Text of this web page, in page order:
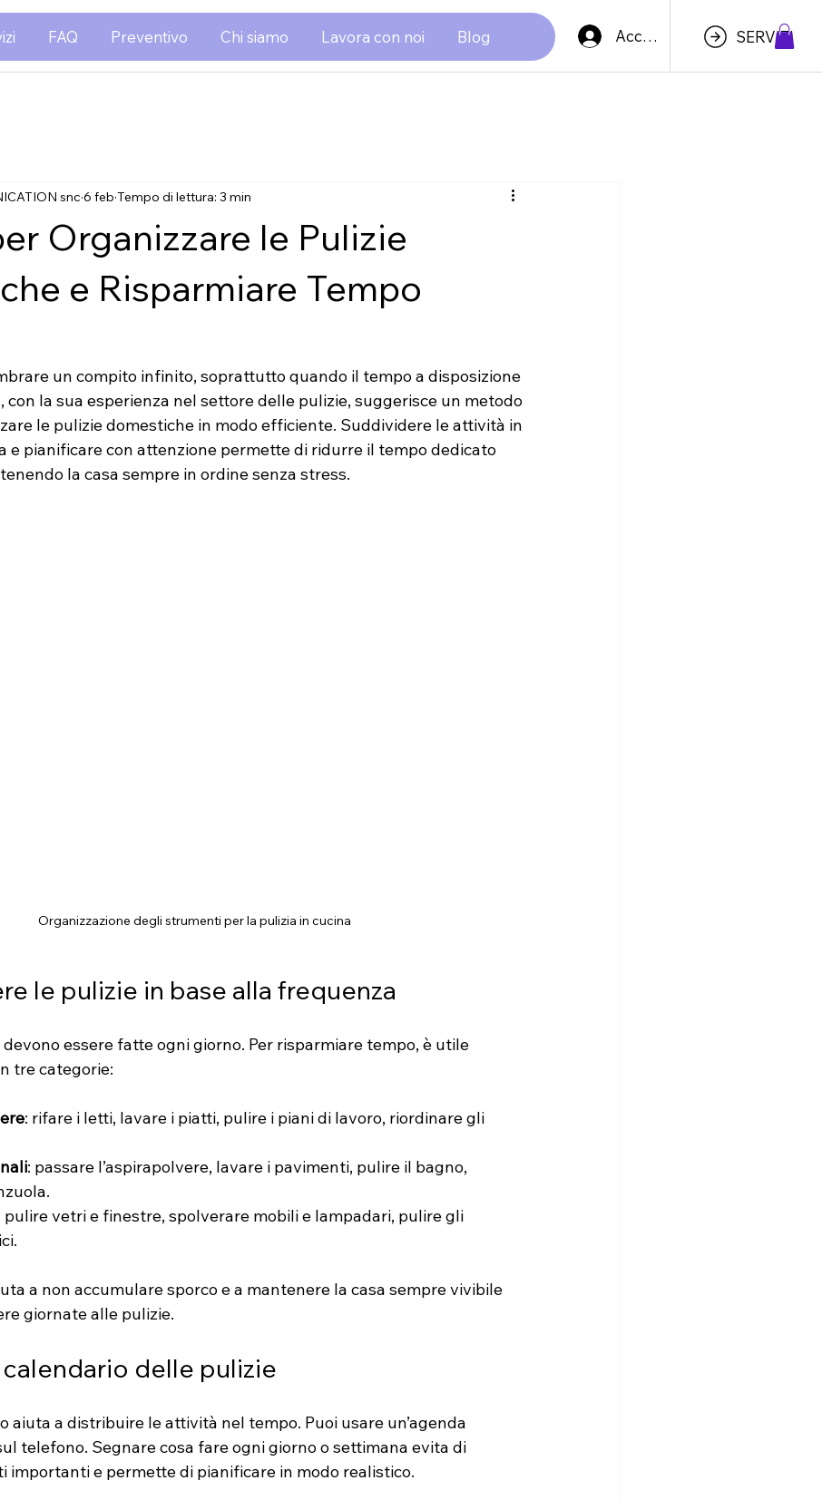
FAQ Preventivo Chi siamo Lavora con noi Blog Accedi SERVIZI
Organizzare le Pulizie
e Risparmiare Tempo
snc 6 feb Tempo di lettura: 3 min
un compito infinito, soprattutto quando il tempo a disposizione
con la sua esperienza nel settore delle pulizie, suggerisce un metodo
le pulizie domestiche in modo efficiente. Suddividere le attività in
e pianificare con attenzione permette di ridurre il tempo dedicato
la casa sempre in ordine senza stress.
Organizzazione degli strumenti per la pulizia in cucina
le pulizie in base alla frequenza
essere fatte ogni giorno. Per risparmiare tempo, è utile
tre categorie:
: rifare i letti, lavare i piatti, pulire i piani di lavoro, riordinare gli
: passare l’aspirapolvere, lavare i pavimenti, pulire il bagno,
pulire vetri e finestre, spolverare mobili e lampadari, pulire gli
a non accumulare sporco e a mantenere la casa sempre vivibile
giornate alle pulizie.
calendario delle pulizie
aiuta a distribuire le attività nel tempo. Puoi usare un’agenda
telefono. Segnare cosa fare ogni giorno o settimana evita di
importanti e permette di pianificare in modo realistico.